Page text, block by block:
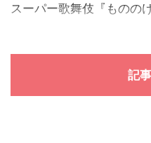
スーパー歌舞伎『ものの
記